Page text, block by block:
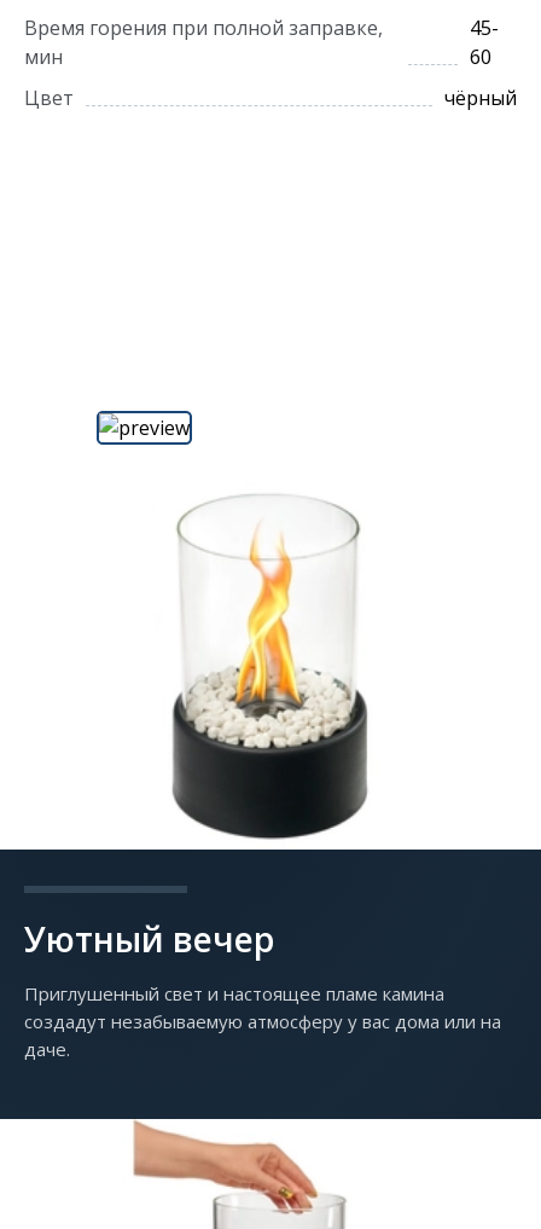
Время горения при полной заправке,
мин
45-
60
Цвет
чёрный
Уютный вечер
Приглушенный свет и настоящее пламе камина
создадут незабываемую атмосферу у вас дома или на
даче.